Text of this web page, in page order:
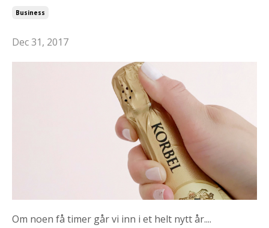
Business
Dec 31, 2017
Om noen få timer går vi inn i et helt nytt år....